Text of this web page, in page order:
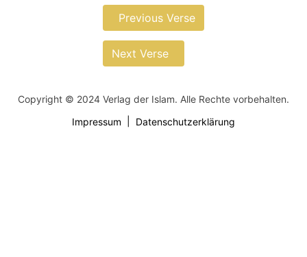
Previous Verse
Next Verse
Copyright © 2024 Verlag der Islam. Alle Rechte vorbehalten.
Impressum
Datenschutzerklärung